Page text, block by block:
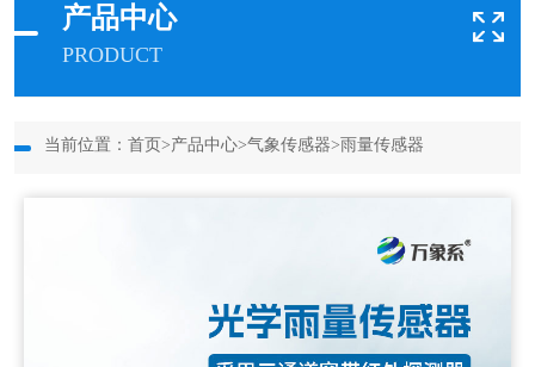
产品中心
PRODUCT
当前位置： 首页 >产品中心>气象传感器>雨量传感器